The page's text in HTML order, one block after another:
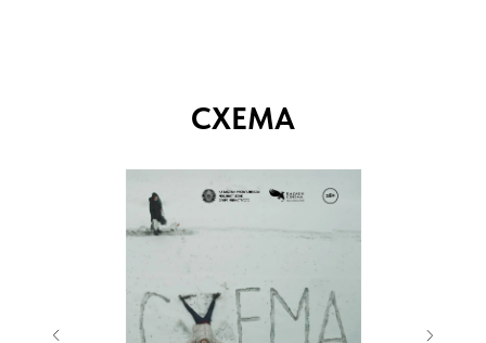
СХЕМА